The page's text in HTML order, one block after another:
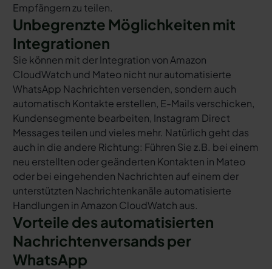
Empfängern zu teilen.
Unbegrenzte Möglichkeiten mit
Integrationen
Sie können mit der Integration von Amazon
CloudWatch und Mateo nicht nur automatisierte
WhatsApp Nachrichten versenden, sondern auch
automatisch Kontakte erstellen, E-Mails verschicken,
Kundensegmente bearbeiten, Instagram Direct
Messages teilen und vieles mehr. Natürlich geht das
auch in die andere Richtung: Führen Sie z.B. bei einem
neu erstellten oder geänderten Kontakten in Mateo
oder bei eingehenden Nachrichten auf einem der
unterstützten Nachrichtenkanäle automatisierte
Handlungen in Amazon CloudWatch aus.
Vorteile des automatisierten
Nachrichtenversands per
WhatsApp